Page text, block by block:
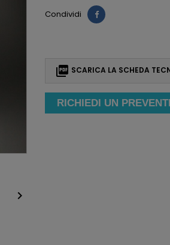

Condividi
 SCARICA LA SCHEDA
RICHIEDI UN